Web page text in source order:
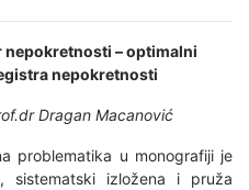
nepokretnosti – optimalni
nepokretnosti
Dragan Macanović
problematika u monografiji je
sistematski izložena i pruža